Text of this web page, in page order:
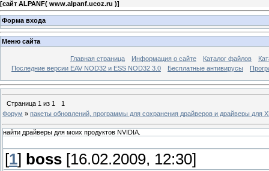
[сайт ALPANF( www.alpanf.ucoz.ru )]
Форма входа
Меню сайта
Главная страница Информация о сайте Каталог файлов
Последние версии EAV NOD32 и ESS NOD32 3.0
Бесплатные антивирусы
Страница 1 из 1
1
Форум » пакеты обновлений, программы для сохранения драйверов и драйверы для
найти драйверы для моих продуктов NVIDIA.
[1] boss [16.02.2009, 12:30]